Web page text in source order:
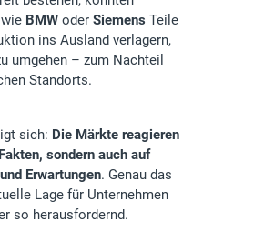
BMW oder Siemens Teile
ins Ausland verlagern,
umgehen – zum Nachteil
Standorts.
sich: Die Märkte reagieren
sondern auch auf
Erwartungen. Genau das
Lage für Unternehmen
so herausfordernd.